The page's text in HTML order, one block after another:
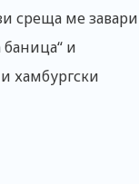
среща ме завари
и
хамбургски